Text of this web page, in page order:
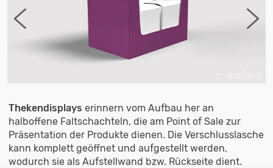
Thekendisplays erinnern vom Aufbau her an
halboffene Faltschachteln, die am Point of Sale zur
Präsentation der Produkte dienen. Die Verschlusslasche
kann komplett geöffnet und aufgestellt werden,
wodurch sie als Aufstellwand bzw. Rückseite dient.